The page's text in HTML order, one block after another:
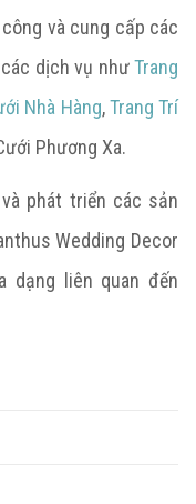
và cung cấp các
các dịch vụ nhưTrang
Nhà Hàng,Trang Trí
Phương Xa.
phát triển các sản
Wedding Decor
dạng liên quan đến